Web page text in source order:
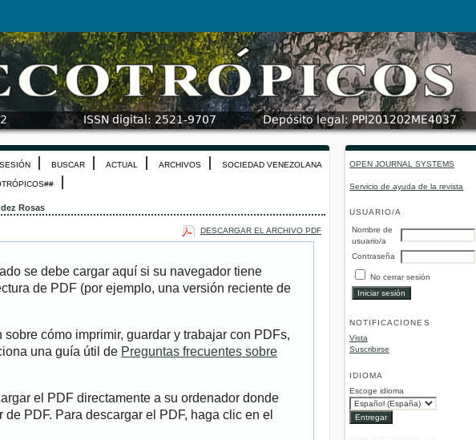
OPEN JOURNAL SYSTEMS
Servicio de ayuda de la revista
USUARIO/A
Nombre de
usuario/a
Contraseña
No cerrar sesión
NOTIFICACIONES
Vista
Suscribirse
IDIOMA
Escoge idioma
BUSCAR ACTUAL ARCHIVOS SOCIEDAD VENEZOLANA
Rosas
DESCARGAR EL ARCHIVO PDF
se debe cargar aquí si su navegador tiene
de PDF (por ejemplo, una versión reciente de
cómo imprimir, guardar y trabajar con PDFs,
una guía útil de Preguntas frecuentes sobre
el PDF directamente a su ordenador donde
PDF. Para descargar el PDF, haga clic en el